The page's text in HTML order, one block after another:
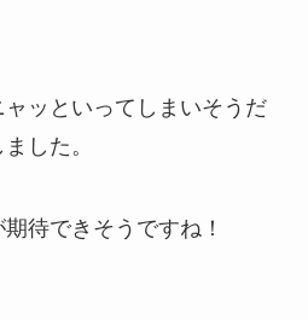
ッといってしまいそうだ
した。
待できそうですね！